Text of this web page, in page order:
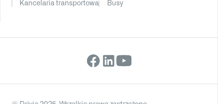
Kancelaria transportowa
Busy